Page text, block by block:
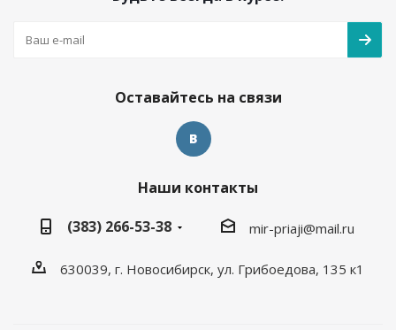
Оставайтесь на связи
Наши контакты
(383) 266-53-38
mir-priaji@mail.ru
630039, г. Новосибирск, ул. Грибоедова, 135 к1